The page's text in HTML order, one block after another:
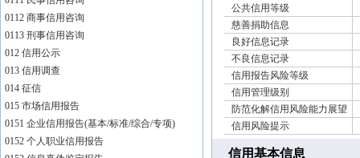
0112 商事信用咨询
0113 刑事信用咨询
012 信用公示
013 信用调查
014 征信
015 市场信用报告
0151 企业信用报告(基本/标准/综合/专项)
0152 个人职业信用报告
公共信用等级
慈善捐助信息
良好信息记录
不良信息记录
信用报告风险等级
信用管理级别
防范化解信用风险能力展望
信用风险提示
信用基本信息